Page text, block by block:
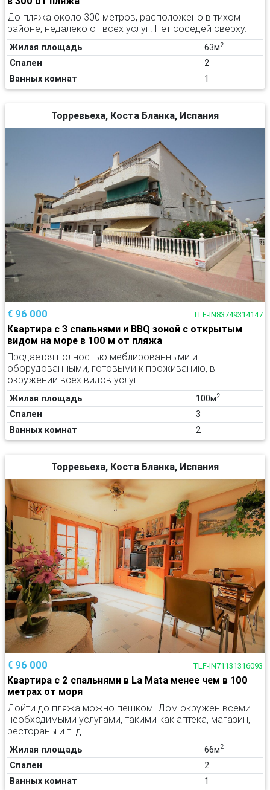
До пляжа около 300 метров, расположено в тихом
районе, недалеко от всех услуг. Нет соседей сверху.
Жилая площадь 63м2
Спален
2
Ванных комнат
1
Торревьеха, Коста Бланка, Испания
€ 96 000 TLF-IN83749314147
Квартира с 3 спальнями и BBQ зоной с открытым
видом на море в 100 м от пляжа
Продается полностью меблированными и
оборудованными, готовыми к проживанию, в
окружении всех видов услуг
Жилая площадь 100м2
Спален
3
Ванных комнат
2
Торревьеха, Коста Бланка, Испания
€ 96 000 TLF-IN71131316093
Квартира с 2 спальнями в La Mata менее чем в 100
метрах от моря
Дойти до пляжа можно пешком. Дом окружен всеми
необходимыми услугами, такими как аптека, магазин,
рестораны и т. д
Жилая площадь 66м2
Спален
2
Ванных комнат
1